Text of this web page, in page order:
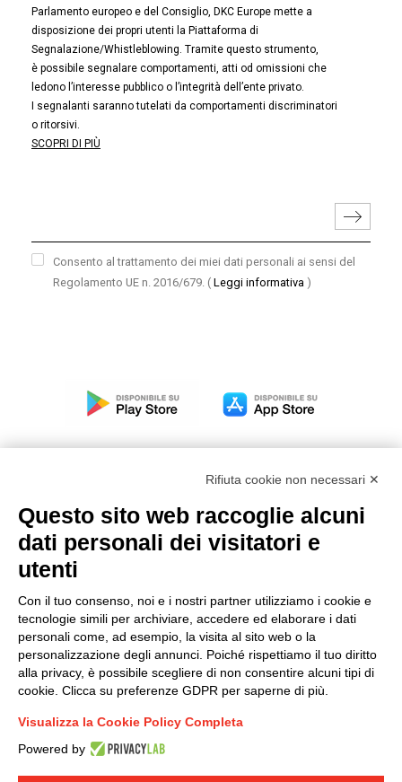
Parlamento europeo e del Consiglio, DKC Europe mette a
disposizione dei propri utenti la Piattaforma di
Segnalazione/Whistleblowing. Tramite questo strumento,
è possibile segnalare comportamenti, atti od omissioni che
ledono l’interesse pubblico o l’integrità dell’ente privato.
I segnalanti saranno tutelati da comportamenti discriminatori
o ritorsivi.
SCOPRI DI PIÙ
Consento al trattamento dei miei dati personali ai sensi del
Regolamento UE n. 2016/679. ( Leggi informativa )
LINKEDIN YOUTUBE
Modello organizzativo, gestione e controllo – D. lgs.
231/2001
Condizioni generali di vendita DKC Power Solutions
Condizioni generali di acquisto
Codice etico
Rifiuta cookie non necessari ✕
Questo sito web raccoglie alcuni
dati personali dei visitatori e
utenti
Con il tuo consenso, noi e i nostri partner utilizziamo i cookie e
tecnologie simili per archiviare, accedere ed elaborare i dati
personali come, ad esempio, la visita al sito web o la
personalizzazione degli annunci. Poiché rispettiamo il tuo diritto
alla privacy, è possibile scegliere di non consentire alcuni tipi di
cookie. Clicca su preferenze GDPR per saperne di più.
Visualizza la Cookie Policy Completa
Powered by